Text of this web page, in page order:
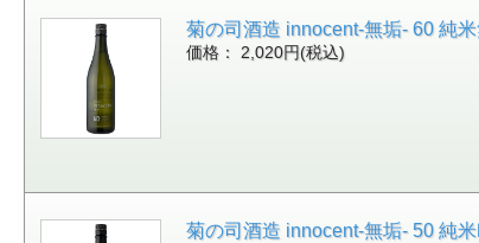
菊の司酒造 innocent-無垢- 60 純
価格： 2,020円(税込)
菊の司酒造 innocent-無垢- 50 純